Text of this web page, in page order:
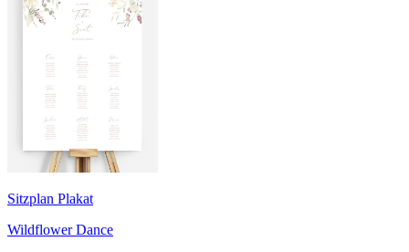
Sitzplan Plakat
Wildflower Dance